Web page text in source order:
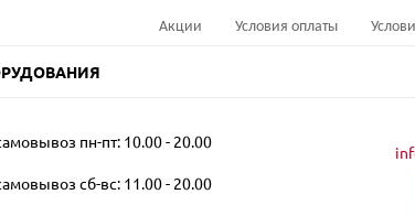
Акции Условия оплаты
пн-пт: 10.00 - 20.00
сб-вс: 11.00 - 20.00